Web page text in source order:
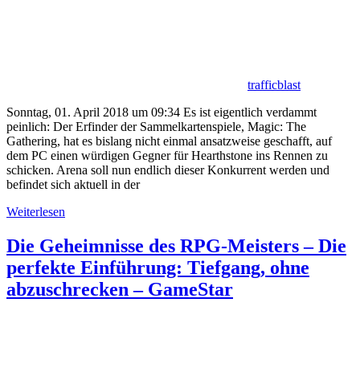
trafficblast
Sonntag, 01. April 2018 um 09:34 Es ist eigentlich verdammt
peinlich: Der Erfinder der Sammelkartenspiele, Magic: The
Gathering, hat es bislang nicht einmal ansatzweise geschafft, auf
dem PC einen würdigen Gegner für Hearthstone ins Rennen zu
schicken. Arena soll nun endlich dieser Konkurrent werden und
befindet sich aktuell in der
Weiterlesen
Die Geheimnisse des RPG-Meisters – Die
perfekte Einführung: Tiefgang, ohne
abzuschrecken – GameStar